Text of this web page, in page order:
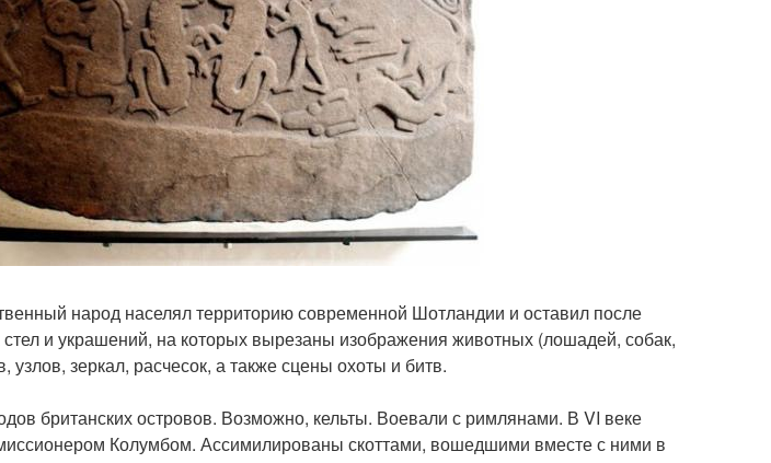
народ населял территорию современной Шотландии и оставил после
и украшений, на которых вырезаны изображения животных (лошадей, собак,
узлов, зеркал, расчесок, а также сцены охоты и битв.
британских островов. Возможно, кельты. Воевали с римлянами. В VI веке
Колумбом. Ассимилированы скоттами, вошедшими вместе с ними в